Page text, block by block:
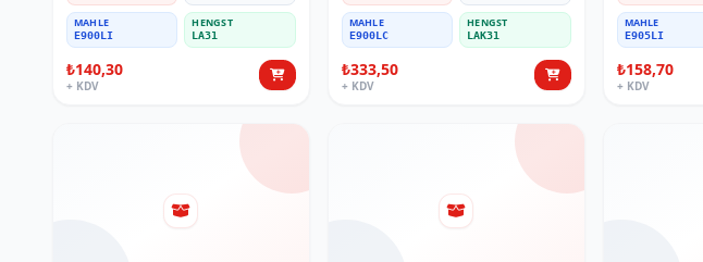
MAHLE
E900LI
HENGST
LA31
₺140,30
+ KDV
MAHLE
E900LC
HENGST
LAK31
₺333,50
+ KDV
MAHLE
E905LI
₺158,70
+ KDV